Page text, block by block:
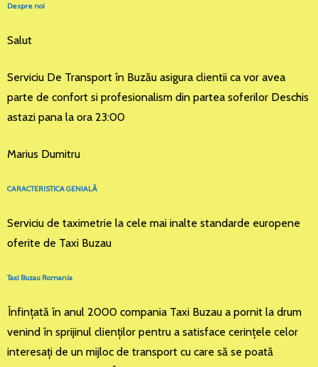
Despre noi
Salut
Serviciu De Transport în Buzău asigura clientii ca vor avea
parte de confort si profesionalism din partea soferilor Deschis
astazi pana la ora 23:00
Marius Dumitru
CARACTERISTICA GENIALĂ
Serviciu de taximetrie la cele mai inalte standarde europene
oferite de Taxi Buzau
Taxi Buzau Romania
Înfinţată în anul 2000 compania Taxi Buzau a pornit la drum
venind în sprijinul clienţilor pentru a satisface cerinţele celor
interesaţi de un mijloc de transport cu care să se poată